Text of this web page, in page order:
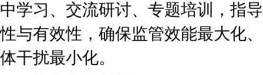
中学习、交流研讨、专题培训，指
性与有效性，确保监管效能最大化
体干扰最小化。